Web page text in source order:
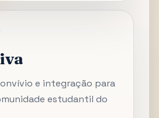
e integração para
estudantil do